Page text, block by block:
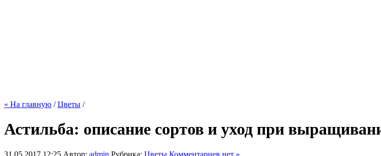
« На главную /Цветы /
Астильба: описание сортов и уход при
31.05.2017 12:25 Автор: admin Рубрика: Цветы Комментариев нет »